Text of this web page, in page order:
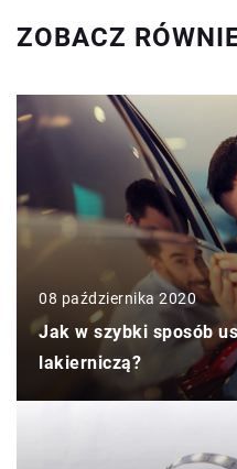
ZOBACZ
08 października 2020
Jak w szybki sposób
lakierniczą?